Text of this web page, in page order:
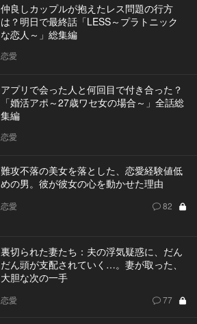
仲良しカップルが抱えたレス問題の行方
は？明日で最終話「LESS～プラトニック
な恋人～」総集編
恋愛
アプリで会った人と何回目で付き合った？
「婚活アポ～27歳ワセ女の場合～」全話総
集編
恋愛
難攻不落の美女を落とした、恋愛経験値低
めの男。彼が彼女の心を動かせた理由
恋愛 82
裏切られた妻たち：夫の浮気疑惑に、だん
だん頭が支配されていく…。妻が取った、
大胆な次の一手
恋愛 77